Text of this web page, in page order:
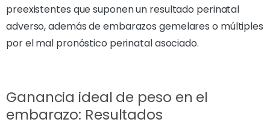
preexistentes que suponen un resultado perinatal
adverso, además de embarazos gemelares o múltiples
por el mal pronóstico perinatal asociado.
Ganancia ideal de peso en el
embarazo: Resultados